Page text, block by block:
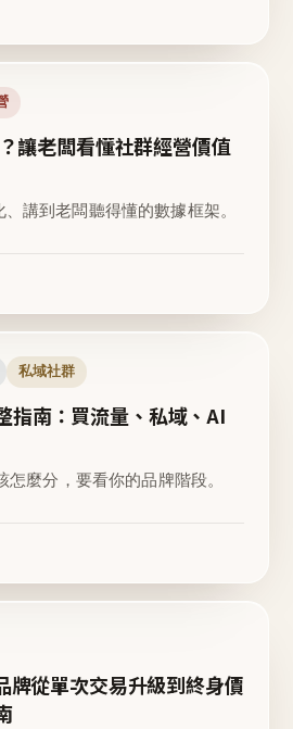
讓老闆看懂社群經營價值
講到老闆聽得懂的數據框架。
私域社群
指南：買流量、私域、AI
怎麼分，要看你的品牌階段。
牌從單次交易升級到終身價